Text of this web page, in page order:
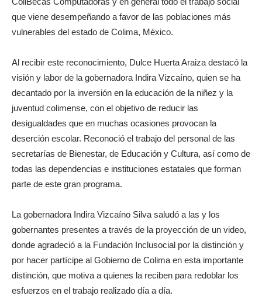
que viene desempeñando a favor de las poblaciones más
vulnerables del estado de Colima, México.
Al recibir este reconocimiento, Dulce Huerta Araiza destacó la
visión y labor de la gobernadora Indira Vizcaíno, quien se ha
decantado por la inversión en la educación de la niñez y la
juventud colimense, con el objetivo de reducir las
desigualdades que en muchas ocasiones provocan la
deserción escolar. Reconoció el trabajo del personal de las
secretarías de Bienestar, de Educación y Cultura, así como de
todas las dependencias e instituciones estatales que forman
parte de este gran programa.
La gobernadora Indira Vizcaíno Silva saludó a las y los
gobernantes presentes a través de la proyección de un video,
donde agradeció a la Fundación Inclusocial por la distinción y
por hacer partícipe al Gobierno de Colima en esta importante
distinción, que motiva a quienes la reciben para redoblar los
esfuerzos en el trabajo realizado día a día.